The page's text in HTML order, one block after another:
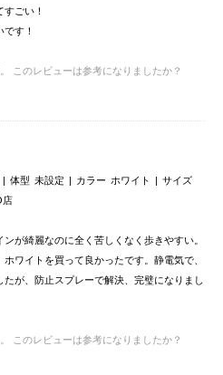
ごい！
す！
このレビューは参考になりましたか？
体型 未設定 カラー ホワイト
サイズ
店
が綺麗なのに全く苦しくなく歩きやすい。
ワイトを買って良かったです。静電気で、
が、防止スプレーで解決、完璧になりまし
このレビューは参考になりましたか？